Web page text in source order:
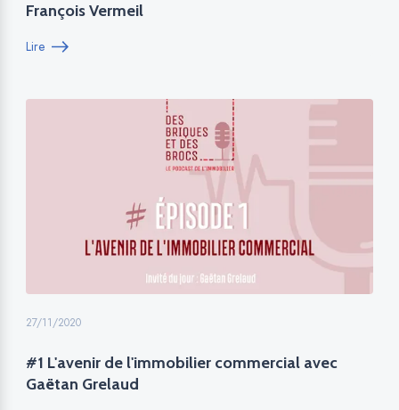
François Vermeil
Lire
27/11/2020
#1 L'avenir de l'immobilier commercial avec
Gaëtan Grelaud